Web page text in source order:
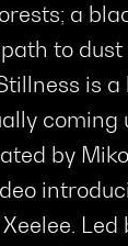
a
to
is
by